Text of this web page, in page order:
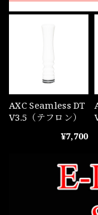
AXC Seamless DT
V3.5（テフロン）
¥7,700